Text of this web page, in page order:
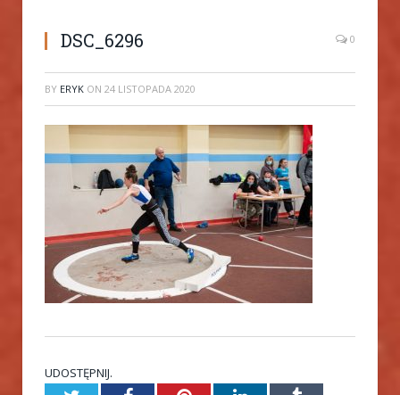
DSC_6296 0
BY ERYK ON 24 LISTOPADA 2020
UDOSTĘPNIJ.